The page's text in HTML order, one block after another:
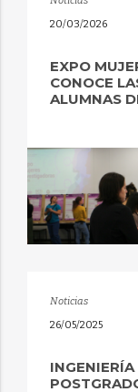
20/03/2026
EXPO
CONOCE
ALUMNAS
Noticias
26/05/2025